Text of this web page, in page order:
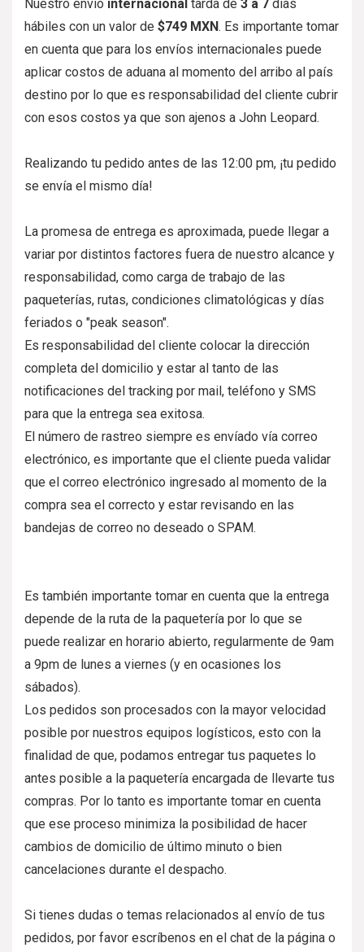
Nuestro envío internacional tarda de 3 a 7 días
hábiles con un valor de $749 MXN. Es importante tomar
en cuenta que para los envíos internacionales puede
aplicar costos de aduana al momento del arribo al país
destino por lo que es responsabilidad del cliente cubrir
con esos costos ya que son ajenos a John Leopard.
Realizando tu pedido antes de las 12:00 pm, ¡tu pedido
se envía el mismo día!
La promesa de entrega es aproximada, puede llegar a
variar por distintos factores fuera de nuestro alcance y
responsabilidad, como carga de trabajo de las
paqueterías, rutas, condiciones climatológicas y días
feriados o "peak season".
Es responsabilidad del cliente colocar la dirección
completa del domicilio y estar al tanto de las
notificaciones del tracking por mail, teléfono y SMS
para que la entrega sea exitosa.
El número de rastreo siempre es envíado vía correo
electrónico, es importante que el cliente pueda validar
que el correo electrónico ingresado al momento de la
compra sea el correcto y estar revisando en las
bandejas de correo no deseado o SPAM.
Es también importante tomar en cuenta que la entrega
depende de la ruta de la paquetería por lo que se
puede realizar en horario abierto, regularmente de 9am
a 9pm de lunes a viernes (y en ocasiones los
sábados).
Los pedidos son procesados con la mayor velocidad
posible por nuestros equipos logísticos, esto con la
finalidad de que, podamos entregar tus paquetes lo
antes posible a la paquetería encargada de llevarte tus
compras. Por lo tanto es importante tomar en cuenta
que ese proceso minimiza la posibilidad de hacer
cambios de domicilio de último minuto o bien
cancelaciones durante el despacho.
Si tienes dudas o temas relacionados al envío de tus
pedidos, por favor escríbenos en el chat de la página o